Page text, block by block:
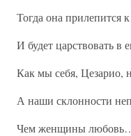
Тогда она прилепится
И будет царствовать в
Как мы себя, Цезарио,
А наши склонности
Чем женщины